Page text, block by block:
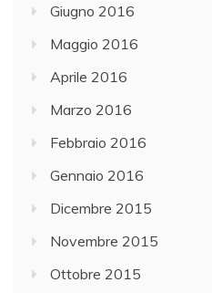
Giugno 2016
Maggio 2016
Aprile 2016
Marzo 2016
Febbraio 2016
Gennaio 2016
Dicembre 2015
Novembre 2015
Ottobre 2015